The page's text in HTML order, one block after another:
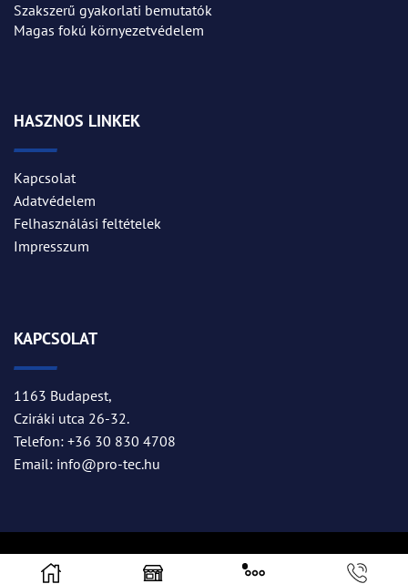
Szakszerű gyakorlati bemutatók
Magas fokú környezetvédelem
HASZNOS LINKEK
Kapcsolat
Adatvédelem
Felhasználási feltételek
Impresszum
KAPCSOLAT
1163 Budapest,
Cziráki utca 26-32.
Telefon: +36 30 830 4708
Email: info@pro-tec.hu
Copyright © 2025 PRO-TEC Kft . | PR by Zászlós Ágnes PR|